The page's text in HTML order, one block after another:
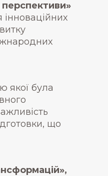
перспективи»
інноваційних
якої була
що